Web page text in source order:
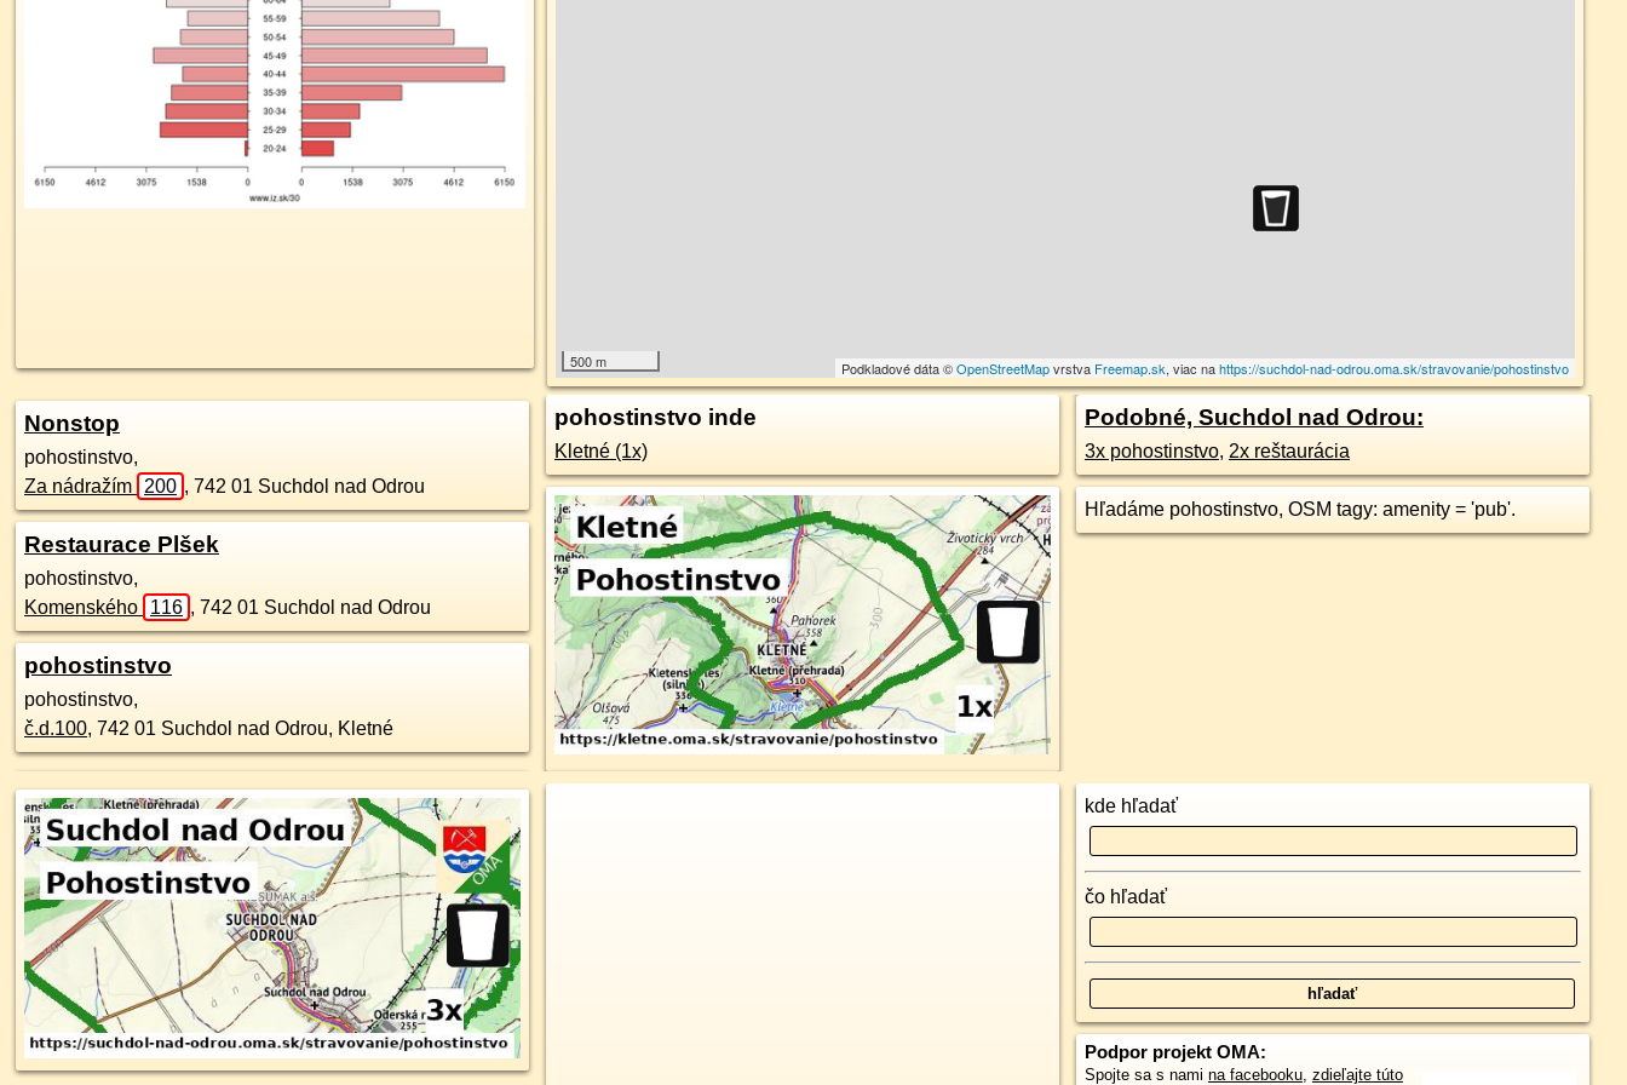
500 m Podkladové dáta ©OpenStreetMapvrstva Freemap.sk, viac nahttps://suchdol-nad-odrou.oma.sk/stravovanie/pohostinstvo
Nonstop
pohostinstvo,
Za nádražím
200 , 742 01 Suchdol nad Odrou
Restaurace Plšek
pohostinstvo,
Komenského
116 , 742 01 Suchdol nad Odrou
pohostinstvo
pohostinstvo,
č.d.100, 742 01 Suchdol nad Odrou, Kletné
pohostinstvo inde
Kletné (1x)
Podobné, Suchdol nad Odrou:
3x pohostinstvo, 2x reštaurácia
Hľadáme pohostinstvo, OSM tagy: amenity = 'pub'.
kde hľadať
čo hľadať
Podpor projekt OMA:
Spojte sa s nami na facebooku, zdieľajte túto